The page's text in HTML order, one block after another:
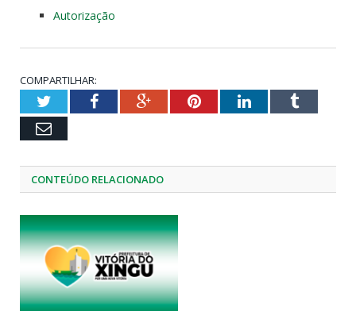
Autorização
COMPARTILHAR:
TwitterFacebookGoogle+PinterestLinkedInTumblr
Email
CONTEÚDO RELACIONADO